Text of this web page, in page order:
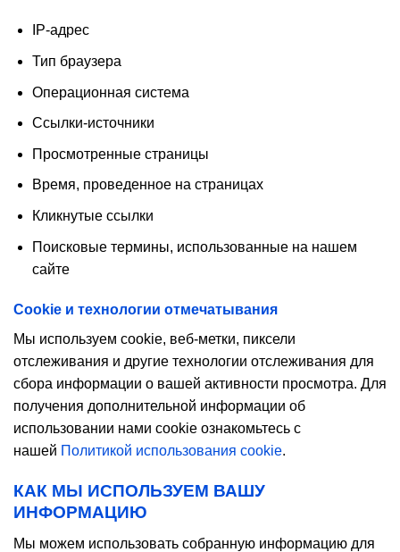
IP-адрес
Тип браузера
Операционная система
Ссылки-источники
Просмотренные страницы
Время, проведенное на страницах
Кликнутые ссылки
Поисковые термины, использованные на нашем
сайте
Cookie и технологии отмечатывания
Мы используем cookie, веб-метки, пиксели
отслеживания и другие технологии отслеживания для
сбора информации о вашей активности просмотра. Для
получения дополнительной информации об
использовании нами cookie ознакомьтесь с
нашей Политикой использования cookie.
КАК МЫ ИСПОЛЬЗУЕМ ВАШУ
ИНФОРМАЦИЮ
Мы можем использовать собранную информацию для